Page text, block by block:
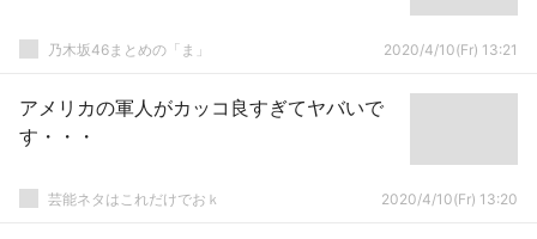
乃木坂46まとめの「ま」 2020/4/10(Fr) 13:21
アメリカの軍人がカッコ良すぎてヤバいで
す・・・
芸能ネタはこれだけでおｋ 2020/4/10(Fr) 13:20